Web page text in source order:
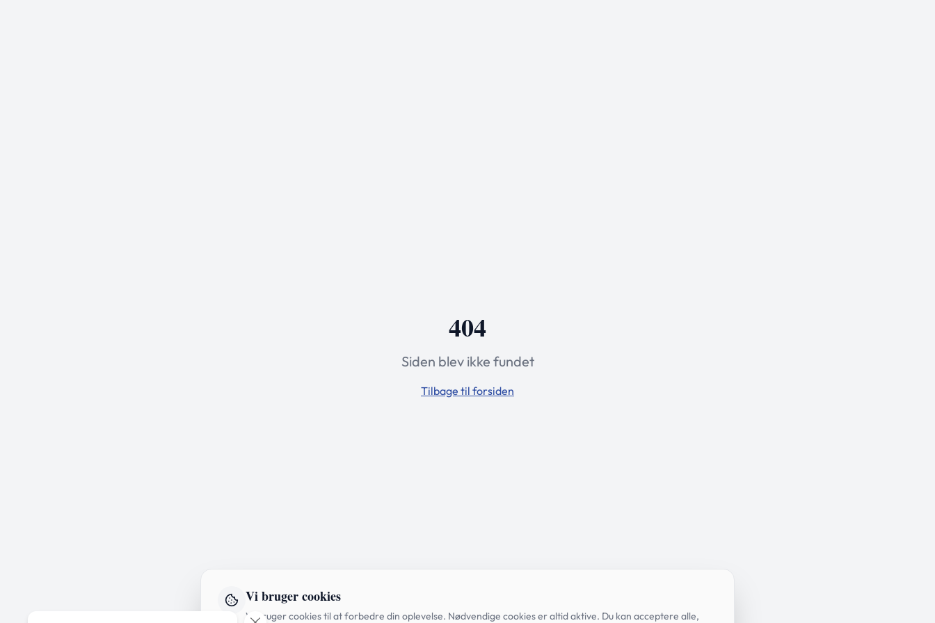
Vi bruger cookies
Vi bruger cookies til at forbedre din oplevelse. Nødvendige cookies er altid aktive. Du kan acceptere alle,
404
Siden blev ikke fundet
Tilbage til forsiden